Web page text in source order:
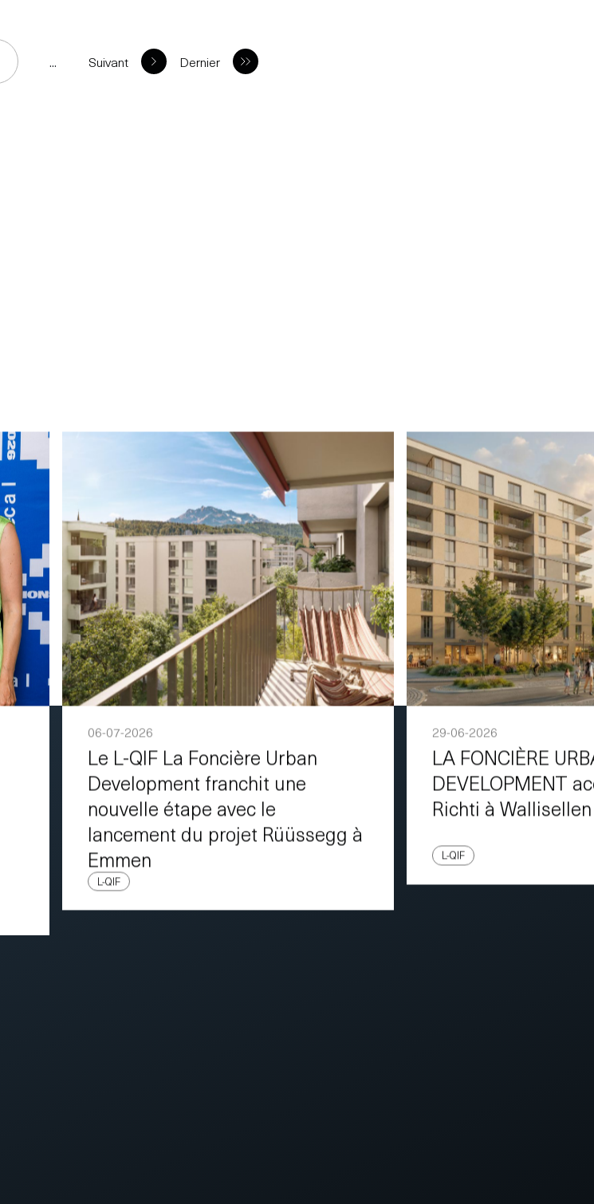
... Suivant Dernier
06-07-2026
Le L-QIF La Foncière Urban
Development franchit une
nouvelle étape avec le
lancement du projet Rüüssegg à
Emmen
L-QIF
29-06-2026
LA FONCIÈRE
DEVELOPMENT
Richti à Wallisellen
L-QIF